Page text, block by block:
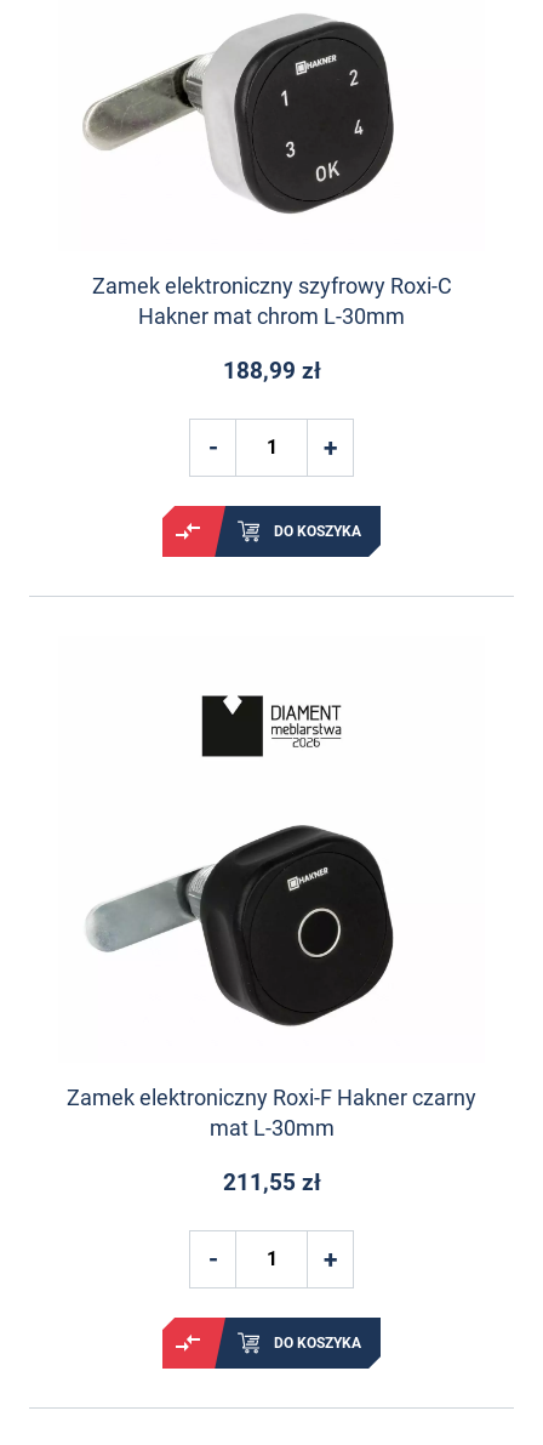
Zamek elektroniczny szyfrowy Roxi-C
Hakner mat chrom L-30mm
188,99 zł
DO KOSZYKA
Zamek elektroniczny Roxi-F Hakner czarny
mat L-30mm
211,55 zł
DO KOSZYKA